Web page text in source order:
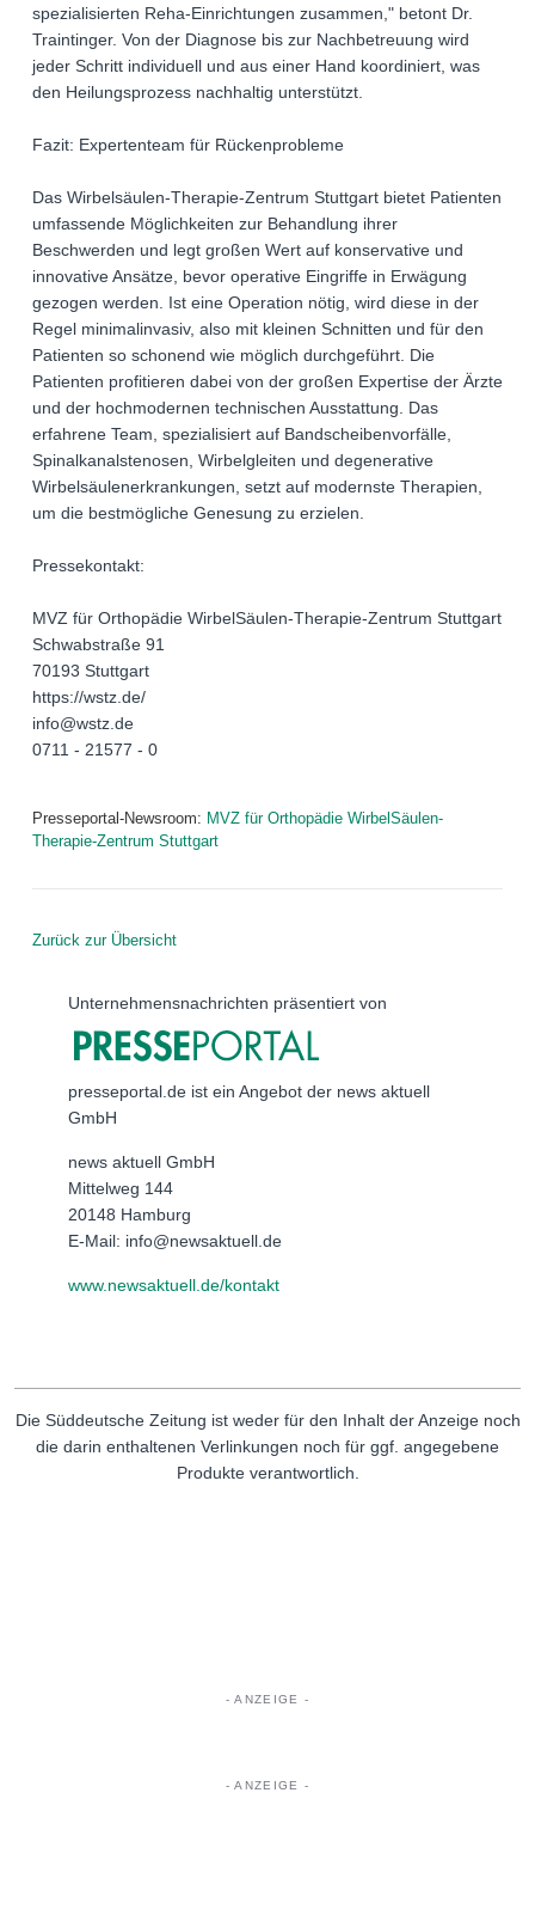
spezialisierten Reha-Einrichtungen zusammen," betont Dr.
Traintinger. Von der Diagnose bis zur Nachbetreuung wird
jeder Schritt individuell und aus einer Hand koordiniert, was
den Heilungsprozess nachhaltig unterstützt.
Fazit: Expertenteam für Rückenprobleme
Das Wirbelsäulen-Therapie-Zentrum Stuttgart bietet Patienten
umfassende Möglichkeiten zur Behandlung ihrer
Beschwerden und legt großen Wert auf konservative und
innovative Ansätze, bevor operative Eingriffe in Erwägung
gezogen werden. Ist eine Operation nötig, wird diese in der
Regel minimalinvasiv, also mit kleinen Schnitten und für den
Patienten so schonend wie möglich durchgeführt. Die
Patienten profitieren dabei von der großen Expertise der Ärzte
und der hochmodernen technischen Ausstattung. Das
erfahrene Team, spezialisiert auf Bandscheibenvorfälle,
Spinalkanalstenosen, Wirbelgleiten und degenerative
Wirbelsäulenerkrankungen, setzt auf modernste Therapien,
um die bestmögliche Genesung zu erzielen.
Pressekontakt:
MVZ für Orthopädie WirbelSäulen-Therapie-Zentrum Stuttgart
Schwabstraße 91
70193 Stuttgart
https://wstz.de/
info@wstz.de
0711 - 21577 - 0
Presseportal-Newsroom: MVZ für Orthopädie WirbelSäulen-
Therapie-Zentrum Stuttgart
Zurück zur Übersicht
Unternehmensnachrichten präsentiert von
presseportal.de ist ein Angebot der news aktuell
GmbH
news aktuell GmbH
Mittelweg 144
20148 Hamburg
E-Mail: info@newsaktuell.de
www.newsaktuell.de/kontakt
Die Süddeutsche Zeitung ist weder für den Inhalt der Anzeige noch
die darin enthaltenen Verlinkungen noch für ggf. angegebene
Produkte verantwortlich.